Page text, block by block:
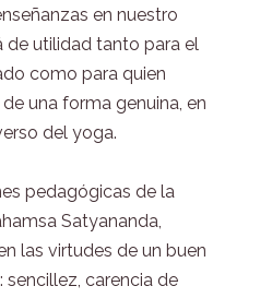
en nuestro
de utilidad tanto para el
como para quien
una forma genuina, en
del yoga.
pedagógicas de la
Satyananda,
las virtudes de un buen
sencillez, carencia de